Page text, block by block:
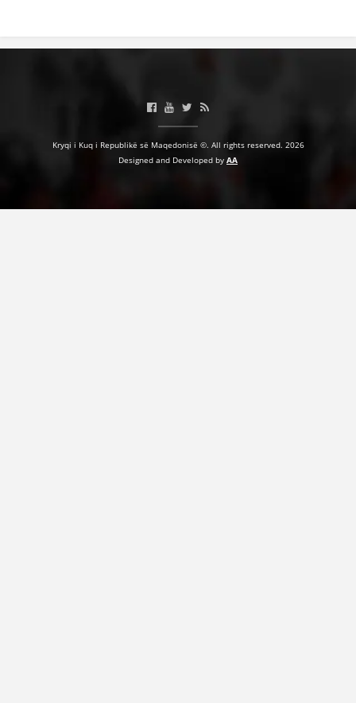
Kryqi i Kuq i Republikë së Maqedonisë ©. All rights reserved. 2026
Designed and Developed by AA